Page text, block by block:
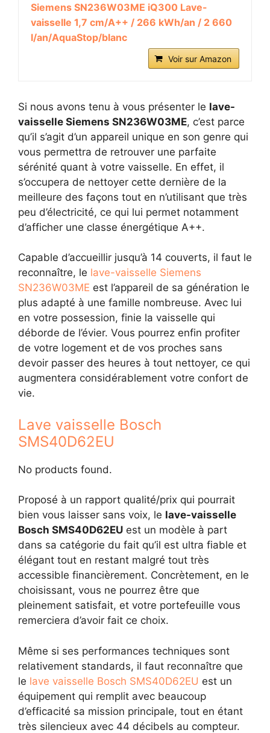
Siemens SN236W03ME iQ300 Lave-
vaisselle 1,7 cm/A++ / 266 kWh/an / 2 660
l/an/AquaStop/blanc
Voir sur Amazon
Si nous avons tenu à vous présenter le lave-
vaisselle Siemens SN236W03ME, c’est parce
qu’il s’agit d’un appareil unique en son genre qui
vous permettra de retrouver une parfaite
sérénité quant à votre vaisselle. En effet, il
s’occupera de nettoyer cette dernière de la
meilleure des façons tout en n’utilisant que très
peu d’électricité, ce qui lui permet notamment
d’afficher une classe énergétique A++.
Capable d’accueillir jusqu’à 14 couverts, il faut le
reconnaître, le lave-vaisselle Siemens
SN236W03ME est l’appareil de sa génération le
plus adapté à une famille nombreuse. Avec lui
en votre possession, finie la vaisselle qui
déborde de l’évier. Vous pourrez enfin profiter
de votre logement et de vos proches sans
devoir passer des heures à tout nettoyer, ce qui
augmentera considérablement votre confort de
vie.
Lave vaisselle Bosch
SMS40D62EU
No products found.
Proposé à un rapport qualité/prix qui pourrait
bien vous laisser sans voix, le lave-vaisselle
Bosch SMS40D62EU est un modèle à part
dans sa catégorie du fait qu’il est ultra fiable et
élégant tout en restant malgré tout très
accessible financièrement. Concrètement, en le
choisissant, vous ne pourrez être que
pleinement satisfait, et votre portefeuille vous
remerciera d’avoir fait ce choix.
Même si ses performances techniques sont
relativement standards, il faut reconnaître que
le lave vaisselle Bosch SMS40D62EU est un
équipement qui remplit avec beaucoup
d’efficacité sa mission principale, tout en étant
très silencieux avec 44 décibels au compteur.